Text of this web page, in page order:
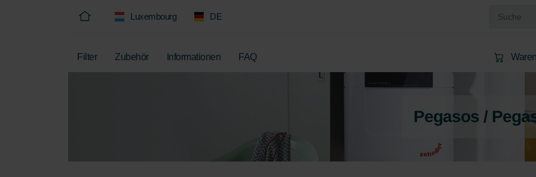
Luxembourg DE
Filter Zubehör Informationen FAQ
Pegasos /